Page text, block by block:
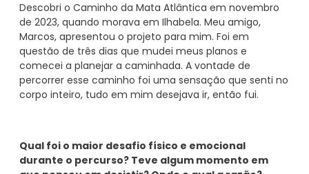
Descobri o Caminho da Mata Atlântica em novembro
de 2023, quando morava em Ilhabela. Meu amigo,
Marcos, apresentou o projeto para mim. Foi em
questão de três dias que mudei meus planos e
comecei a planejar a caminhada. A vontade de
percorrer esse caminho foi uma sensação que senti no
corpo inteiro, tudo em mim desejava ir, então fui.
Qual foi o maior desafio físico e emocional
durante o percurso? Teve algum momento em